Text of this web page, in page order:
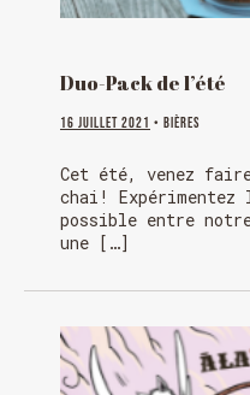
Duo-Pack de l’été
16 juillet 2021 • Bières
Cet été, venez
chai! Expérimentez
possible entre
une […]